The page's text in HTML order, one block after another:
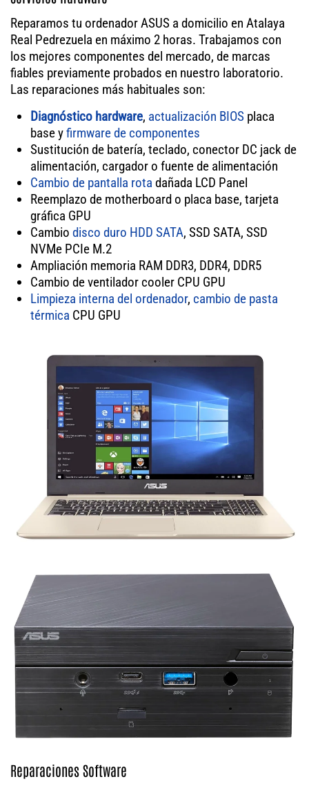
Reparamos tu ordenador ASUS a domicilio en Atalaya
Real Pedrezuela en máximo 2 horas. Trabajamos con
los mejores componentes del mercado, de marcas
fiables previamente probados en nuestro laboratorio.
Las reparaciones más habituales son:
Diagnóstico hardware, actualización BIOS placa
base yfirmware de componentes
Sustitución de batería, teclado, conector DC jack de
alimentación, cargador o fuente de alimentación
Cambio de pantalla rota dañada LCD Panel
Reemplazo de motherboard o placa base, tarjeta
gráfica GPU
Cambio disco duro HDD SATA, SSD SATA, SSD
NVMe PCIe M.2
Ampliación memoria RAM DDR3, DDR4, DDR5
Cambio de ventilador cooler CPU GPU
Limpieza interna del ordenador, cambio de pasta
térmica CPU GPU
Reparaciones Software